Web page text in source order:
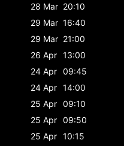
28 Mar 20:10
29 Mar 16:40
29 Mar 21:00
26 Apr 13:00
24 Apr 09:45
24 Apr 14:00
25 Apr 09:10
25 Apr 09:50
25 Apr 10:15